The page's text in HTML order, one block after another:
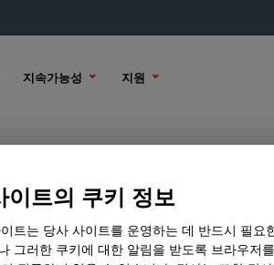
지속가능성 지원
이트의 쿠키 정보
트는 당사 사이트를 운영하는 데 반드시 필
그러한 쿠키에 대한 알림을 받도록 브라우저